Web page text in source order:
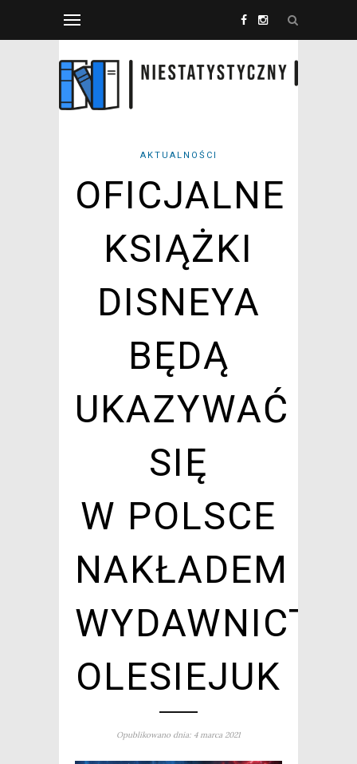
AKTUALNOŚCI
OFICJALNE
KSIĄŻKI
DISNEYA
BĘDĄ
UKAZYWAĆ
SIĘ
W POLSCE
NAKŁADEM
OLESIEJUK
Opublikowano dnia: 4 marca 2021